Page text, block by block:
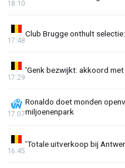
18:10
Club Brugge onthult
17:48
'Genk bezwijkt: akkoord
17:29
Ronaldo doet monden
miljoenenpark
17:07
'Totale uitverkoop bij
16:45